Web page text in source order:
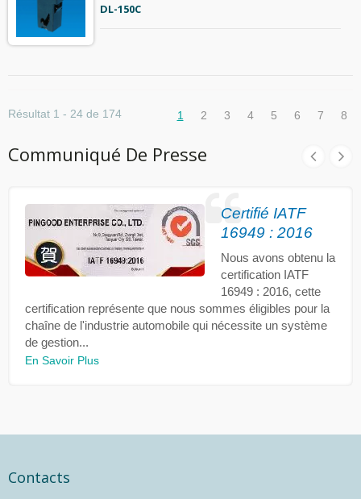
DL-150C
Résultat 1 - 24 de 174 1 2 3 4 5 6 7 8
Communiqué De Presse
Certifié IATF
16949 : 2016
Nous avons obtenu la
certification IATF
16949 : 2016, cette
certification représente que nous sommes éligibles pour la
chaîne de l'industrie automobile qui nécessite un système
de gestion...
En Savoir Plus
Contacts